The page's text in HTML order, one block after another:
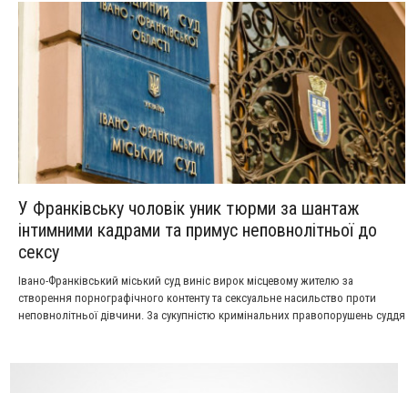
У Франківську чоловік уник тюрми за шантаж
інтимними кадрами та примус неповнолітньої до
сексу
Івано-Франківський міський суд виніс вирок місцевому жителю за
створення порнографічного контенту та сексуальне насильство проти
неповнолітньої дівчини. За сукупністю кримінальних правопорушень суддя